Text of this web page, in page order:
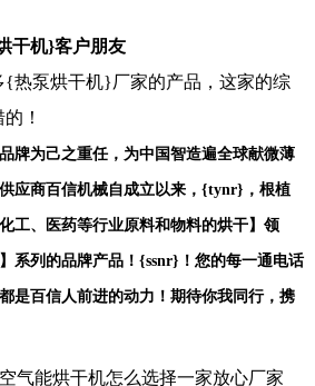
干机}客户朋友
{热泵烘干机}厂家的产品，这家的综
！
牌为己之重任，为中国智造遍全球献微薄
应商百信机械自成立以来，{tynr}，根植
工、医药等行业原料和物料的烘干】领
系列的品牌产品！{ssnr}！您的每一通电话
是百信人前进的动力！期待你我同行，携
空气能烘干机怎么选择一家放心厂家